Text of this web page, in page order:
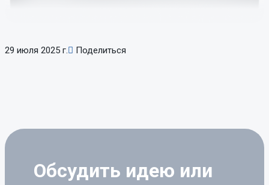
29 июля 2025 г. Поделиться
Обсудить идею или